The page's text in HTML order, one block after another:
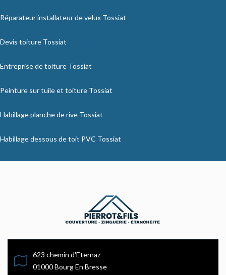
Réparateur installateur de velux Tossiat
Devis toiture Tossiat
Entreprise de toiture Tossiat
Peinture sur tuile et toiture Tossiat
Habillage planche de rive Tossiat
Habillage dessous de toit PVC Tossiat
623 chemin d'Eternaz
01000 Bourg En Bresse